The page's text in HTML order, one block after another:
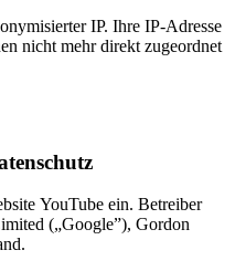
IP. Ihre IP-Adresse
nicht mehr direkt zugeordnet
YouTube ein. Betreiber
(„Google”), Gordon